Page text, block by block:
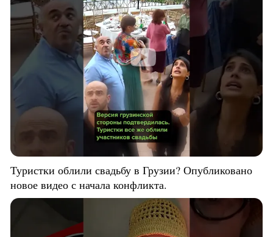
Туристки облили свадьбу в Грузии? Опубликовано
новое видео с начала конфликта.